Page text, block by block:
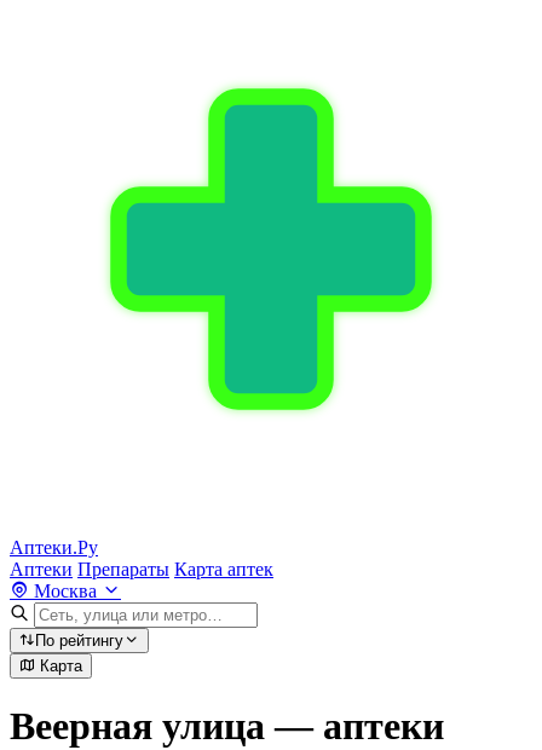
Аптеки.Ру
Аптеки Препараты Карта аптек
Москва
По рейтингу
Карта
Веерная улица — аптеки